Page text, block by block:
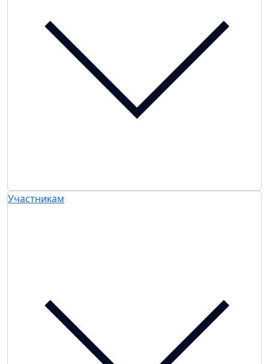
Участникам